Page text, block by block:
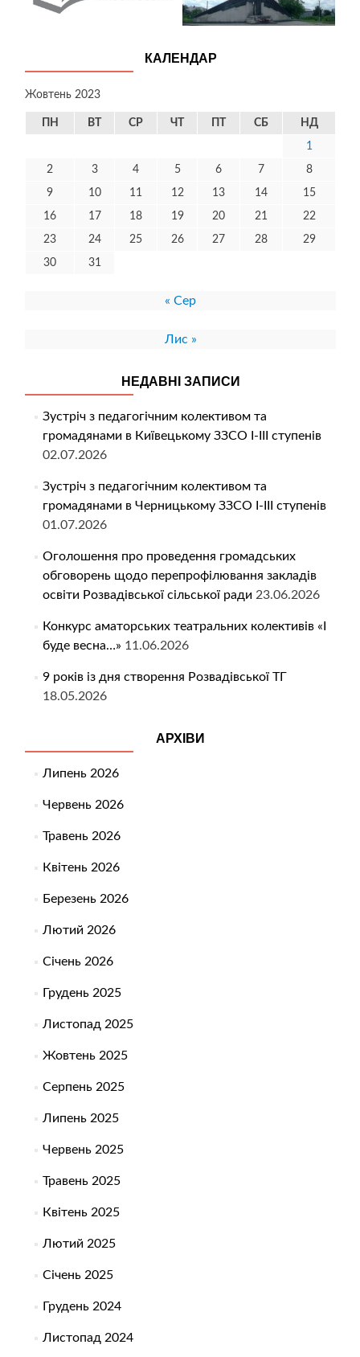
КАЛЕНДАР
Жовтень 2023
ПН ВТ СР ЧТ СБ НД
1
2 3 4 5 6 7 8
9 10 11 12 13 14 15
16 17 18 19 20 21 22
23 24 25 26 27 28 29
30 31
« Сер
Лис »
НЕДАВНІ ЗАПИСИ
Зустріч з педагогічним колективом та
громадянами в Київецькому ЗЗСО І-ІІІ ступенів
02.07.2026
Зустріч з педагогічним колективом та
громадянами в Черницькому ЗЗСО І-ІІІ ступенів
01.07.2026
Оголошення про проведення громадських
обговорень щодо перепрофілювання закладів
освіти Розвадівської сільської ради 23.06.2026
Конкурс аматорських театральних колективів «І
буде весна…» 11.06.2026
9 років із дня створення Розвадівської ТГ
18.05.2026
АРХІВИ
Липень 2026
Червень 2026
Травень 2026
Квітень 2026
Березень 2026
Лютий 2026
Січень 2026
Грудень 2025
Листопад 2025
Жовтень 2025
Серпень 2025
Липень 2025
Червень 2025
Травень 2025
Квітень 2025
Лютий 2025
Січень 2025
Грудень 2024
Листопад 2024